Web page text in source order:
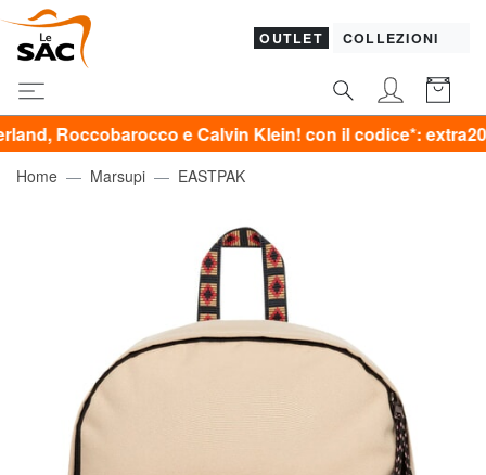
OUTLET COLLEZIONI
e Calvin Klein! con il codice*: extra20
Home Marsupi EASTPAK